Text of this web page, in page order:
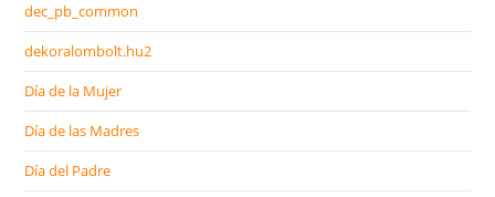
dec_pb_common
dekoralombolt.hu2
Día de la Mujer
Día de las Madres
Día del Padre